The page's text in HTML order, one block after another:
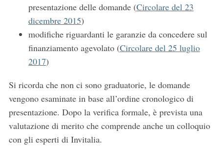
presentazione delle domande (Circolare del 23
dicembre 2015)
modifiche riguardanti le garanzie da concedere sul
finanziamento agevolato (Circolare del 25 luglio
2017)
Si ricorda che non ci sono graduatorie, le domande
vengono esaminate in base all’ordine cronologico di
presentazione. Dopo la verifica formale, è prevista una
valutazione di merito che comprende anche un colloquio
con gli esperti di Invitalia.
S
e
a
c
f
o
r
: